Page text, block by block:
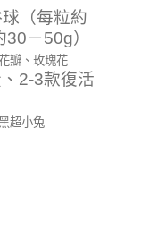
（每粒約
－50g）
瓣、玫瑰花
2-3款復活
超小兔